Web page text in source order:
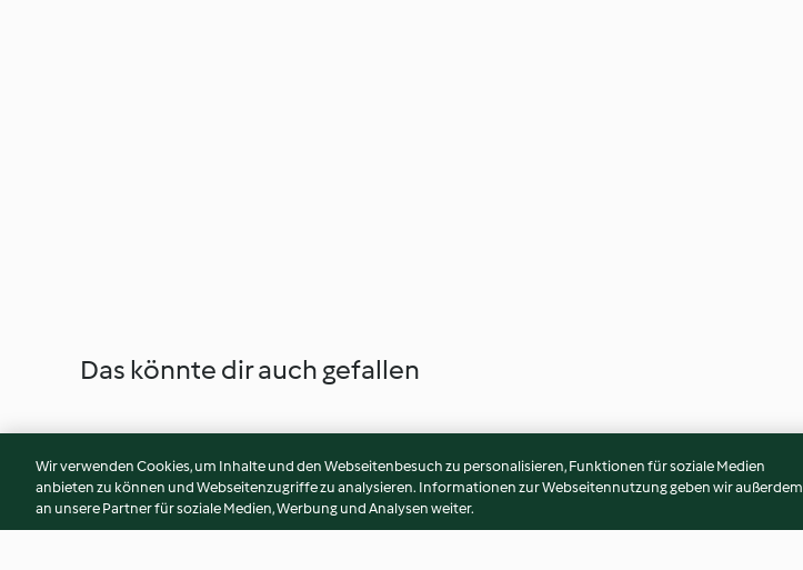
Das könnte dir auch gefallen
Wir verwenden Cookies, um Inhalte und den Webseitenbesuch zu personalisieren, Funktionen für soziale Medien
anbieten zu können und Webseitenzugriffe zu analysieren. Informationen zur Webseitennutzung geben wir außerdem
an unsere Partner für soziale Medien, Werbung und Analysen weiter.